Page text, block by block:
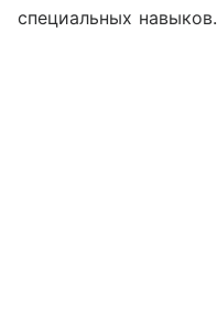
специальных навыков.